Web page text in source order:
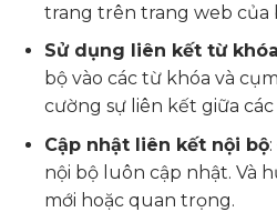
trang trên trang web của
Sử dụng liên kết từ khóa
bộ vào các từ khóa và
cường sự liên kết giữa
Cập nhật liên kết nội bộ
nội bộ luôn cập nhật. Và
mới hoặc quan trọng.